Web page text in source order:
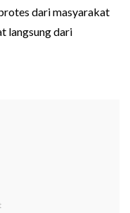
dari masyarakat
langsung dari